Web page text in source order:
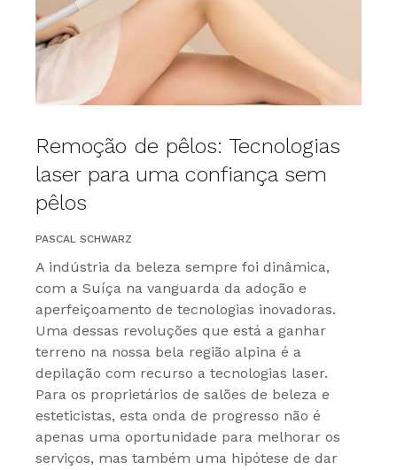
Remoção de pêlos: Tecnologias
laser para uma confiança sem
pêlos
PASCAL SCHWARZ
A indústria da beleza sempre foi dinâmica,
com a Suíça na vanguarda da adoção e
aperfeiçoamento de tecnologias inovadoras.
Uma dessas revoluções que está a ganhar
terreno na nossa bela região alpina é a
depilação com recurso a tecnologias laser.
Para os proprietários de salões de beleza e
esteticistas, esta onda de progresso não é
apenas uma oportunidade para melhorar os
serviços, mas também uma hipótese de dar